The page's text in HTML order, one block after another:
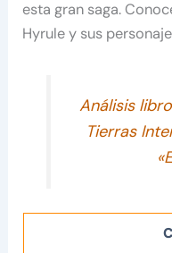
esta gran saga.
Hyrule y sus
Análisis
Tierras